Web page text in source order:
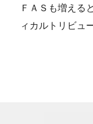
ＦＡＳも増える
ィカルトリビュ